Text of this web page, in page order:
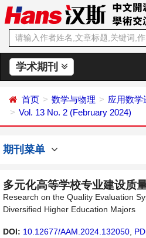
学术期刊
首页 数学与物理
应用数学
Vol. 13 No. 2 (February 2024)
期刊菜单
多元化高等学校专业建设质
Research on the Quality Evaluation
Diversified Higher Education Majors
DOI: 10.12677/AAM.2024.132050